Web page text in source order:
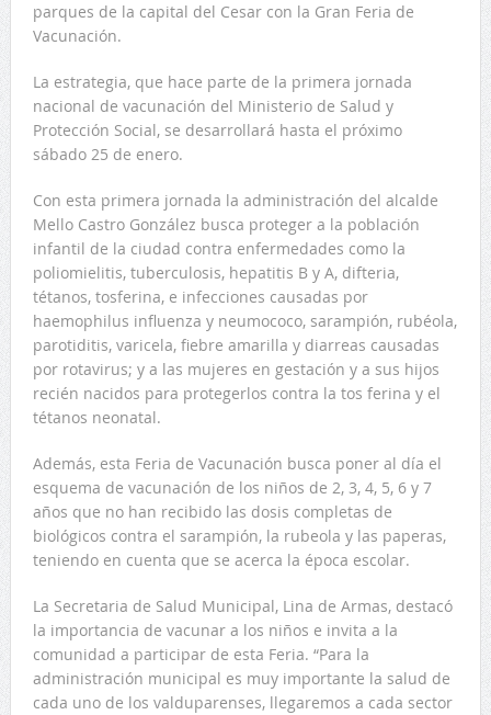
parques de la capital del Cesar con la Gran Feria de
Vacunación.
La estrategia, que hace parte de la primera jornada
nacional de vacunación del Ministerio de Salud y
Protección Social, se desarrollará hasta el próximo
sábado 25 de enero.
Con esta primera jornada la administración del alcalde
Mello Castro González busca proteger a la población
infantil de la ciudad contra enfermedades como la
poliomielitis, tuberculosis, hepatitis B y A, difteria,
tétanos, tosferina, e infecciones causadas por
haemophilus influenza y neumococo, sarampión, rubéola,
parotiditis, varicela, fiebre amarilla y diarreas causadas
por rotavirus; y a las mujeres en gestación y a sus hijos
recién nacidos para protegerlos contra la tos ferina y el
tétanos neonatal.
Además, esta Feria de Vacunación busca poner al día el
esquema de vacunación de los niños de 2, 3, 4, 5, 6 y 7
años que no han recibido las dosis completas de
biológicos contra el sarampión, la rubeola y las paperas,
teniendo en cuenta que se acerca la época escolar.
La Secretaria de Salud Municipal, Lina de Armas, destacó
la importancia de vacunar a los niños e invita a la
comunidad a participar de esta Feria. “Para la
administración municipal es muy importante la salud de
cada uno de los valduparenses, llegaremos a cada sector